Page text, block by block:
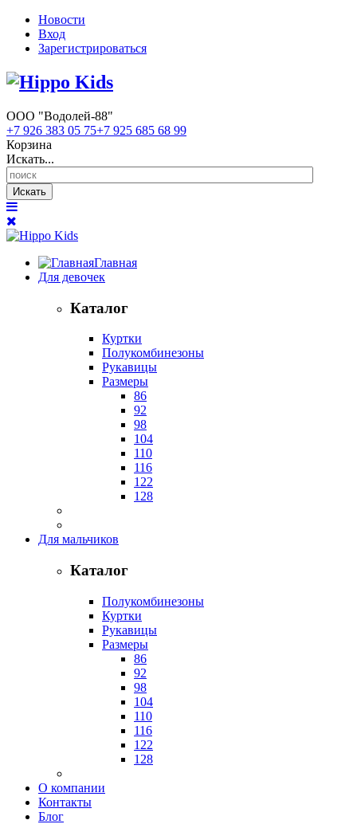
Новости
Вход
Зарегистрироваться
ООО "Водолей-88"
+7 926 383 05 75+7 925 685 68 99
Корзина
Искать...
Искать
Главная
Для девочек
Каталог
Куртки
Полукомбинезоны
Рукавицы
Размеры
86
92
98
104
110
116
122
128
Для мальчиков
Каталог
Полукомбинезоны
Куртки
Рукавицы
Размеры
86
92
98
104
110
116
122
128
О компании
Контакты
Блог